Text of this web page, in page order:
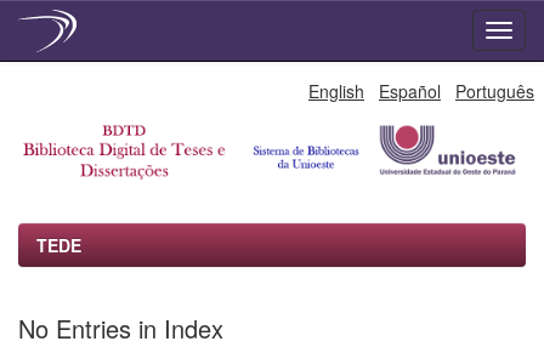
English Español Português
TEDE
No Entries in Index